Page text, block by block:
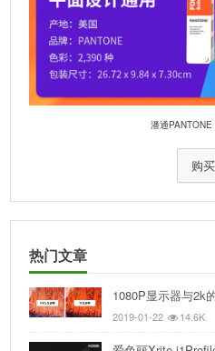
潘通
购买
热门文章
1080P显示器与2k
2019-01-22 14.6K